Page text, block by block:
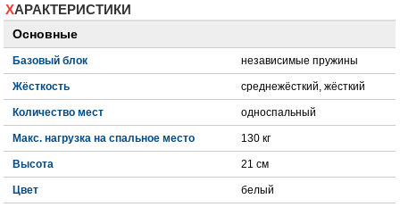
ХАРАКТЕРИСТИКИ
Основные
Базовый блок независимые пружины
Жёсткость среднежёсткий, жёсткий
Количество мест односпальный
Макс. нагрузка на спальное место 130 кг
Высота 21 см
Цвет белый